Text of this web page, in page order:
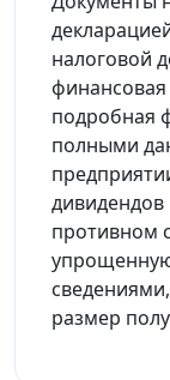
налоговой
финансовая
подробная
полными
противном
размер